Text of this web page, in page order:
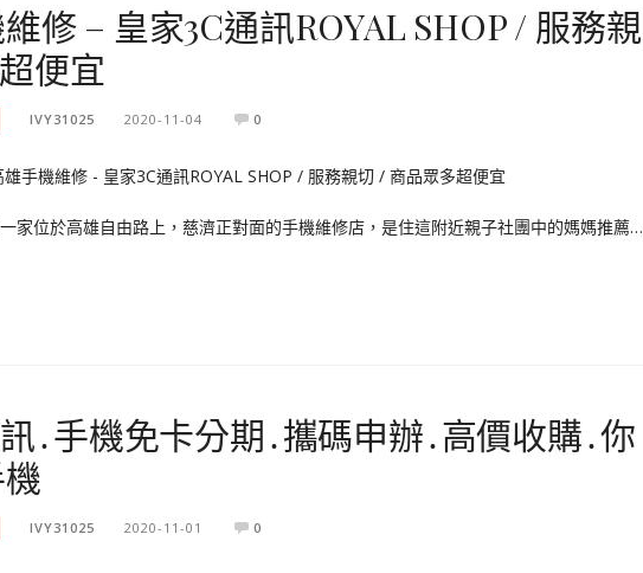
修 – 皇家3C通訊ROYAL SHOP / 服務親
便宜
IVY31025 2020-11-04 0
家位於高雄自由路上，慈濟正對面的手機維修店，是住這附近親子社團中的媽媽推薦…
․手機免卡分期․攜碼申辦․高價收購․你
IVY31025 2020-11-01 0